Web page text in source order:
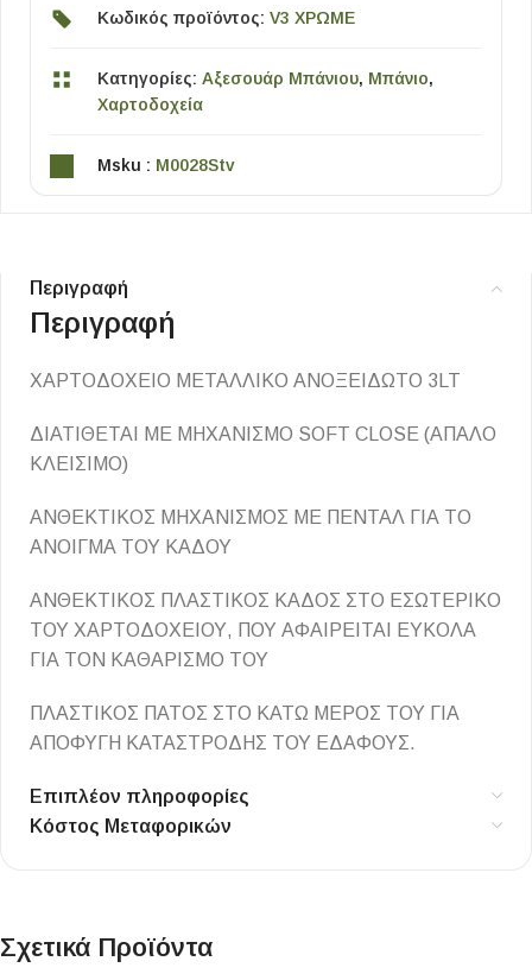
Κωδικός προϊόντος: V3 ΧΡΩΜΕ
Κατηγορίες: Αξεσουάρ Μπάνιου, Μπάνιο,
Χαρτοδοχεία
Msku : M0028Stv
Περιγραφή
Περιγραφή
ΧΑΡΤΟΔΟΧΕΙΟ ΜΕΤΑΛΛΙΚΟ ΑΝΟΞΕΙΔΩΤΟ 3LT
ΔΙΑΤΙΘΕΤΑΙ ΜΕ ΜΗΧΑΝΙΣΜΟ SOFT CLOSE (ΑΠΑΛΟ
ΚΛΕΙΣΙΜΟ)
ΑΝΘΕΚΤΙΚΟΣ ΜΗΧΑΝΙΣΜΟΣ ΜΕ ΠΕΝΤΑΛ ΓΙΑ ΤΟ
ΑΝΟΙΓΜΑ ΤΟΥ ΚΑΔΟΥ
ΑΝΘΕΚΤΙΚΟΣ ΠΛΑΣΤΙΚΟΣ ΚΑΔΟΣ ΣΤΟ ΕΣΩΤΕΡΙΚΟ
ΤΟΥ ΧΑΡΤΟΔΟΧΕΙΟΥ, ΠΟΥ ΑΦΑΙΡΕΙΤΑΙ ΕΥΚΟΛΑ
ΓΙΑ ΤΟΝ ΚΑΘΑΡΙΣΜΟ ΤΟΥ
ΠΛΑΣΤΙΚΟΣ ΠΑΤΟΣ ΣΤΟ ΚΑΤΩ ΜΕΡΟΣ ΤΟΥ ΓΙΑ
ΑΠΟΦΥΓΗ ΚΑΤΑΣΤΡΟΔΗΣ ΤΟΥ ΕΔΑΦΟΥΣ.
Επιπλέον πληροφορίες
Κόστος Μεταφορικών
Σχετικά Προϊόντα